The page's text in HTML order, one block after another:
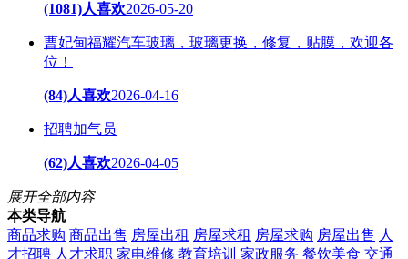
(1081)人喜欢2026-05-20
曹妃甸福耀汽车玻璃，玻璃更换，修复，贴膜，欢迎各
位！
(84)人喜欢2026-04-16
招聘加气员
(62)人喜欢2026-04-05
展开全部内容
本类导航
商品求购 商品出售 房屋出租 房屋求租 房屋求购 房屋出售 人
才招聘 人才求职 家电维修 教育培训 家政服务 餐饮美食 交通